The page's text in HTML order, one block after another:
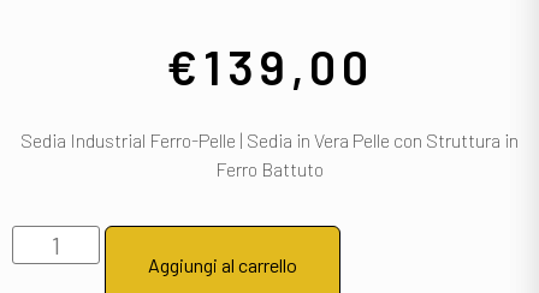
€139,00
Sedia Industrial Ferro-Pelle | Sedia in Vera Pelle con Struttura in
Ferro Battuto
Aggiungi al carrello